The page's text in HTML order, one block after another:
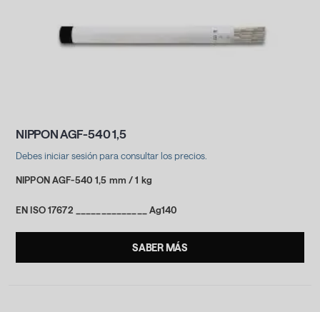
NIPPON AGF-540 1,5
Debes iniciar sesión para consultar los precios.
NIPPON AGF-540 1,5 mm / 1 kg
EN ISO 17672 ______________ Ag140
SABER MÁS